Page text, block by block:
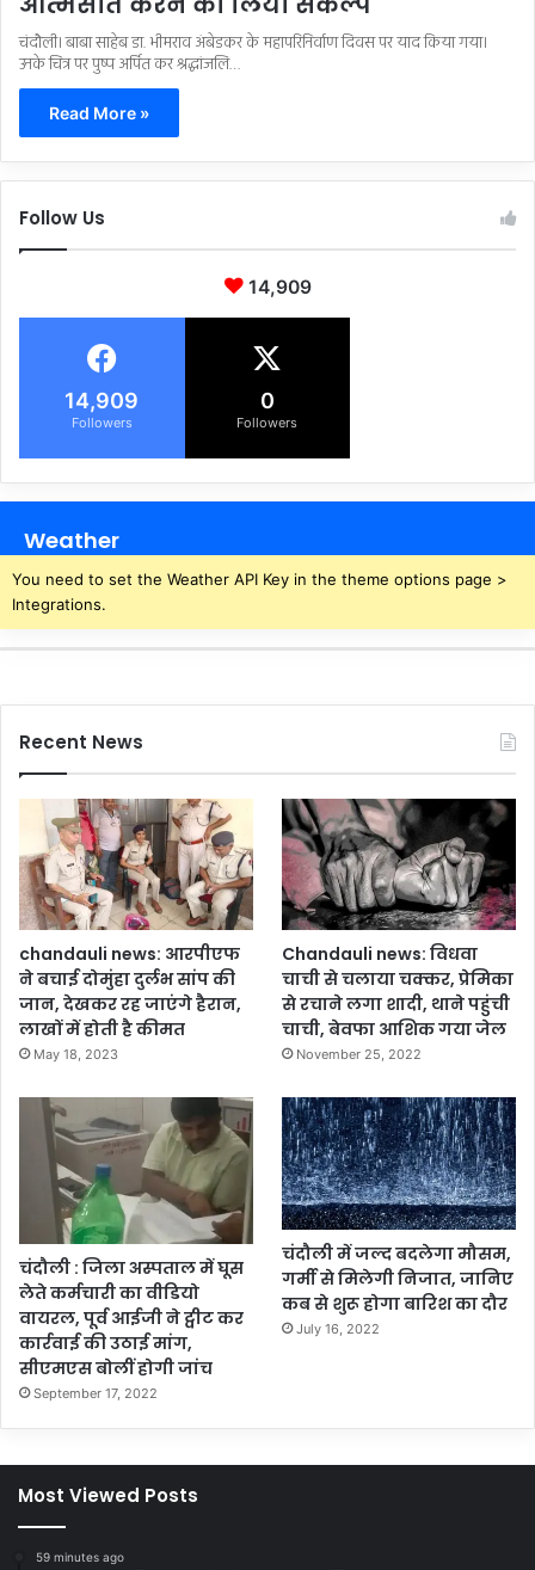
चंदौली। बाबा साहेब डा. भीमराव अंबेडकर के महापरिनिर्वाण दिवस पर याद किया गया।
उनके चित्र पर पुष्प अर्पित कर श्रद्धांजलि…
Read More »
Follow Us
14,909
14,909
Followers
0
Followers
Weather
You need to set the Weather API Key in the theme options page >
Integrations.
Recent News
chandauli news: आरपीएफ
ने बचाई दोमुंहा दुर्लभ सांप की
जान, देखकर रह जाएंगे हैरान,
लाखों में होती है कीमत
May 18, 2023
Chandauli news: विधवा
चाची से चलाया चक्कर, प्रेमिका
से रचाने लगा शादी, थाने पहुंची
चाची, बेवफा आशिक गया जेल
November 25, 2022
चंदौली : जिला अस्पताल में घूस
लेते कर्मचारी का वीडियो
वायरल, पूर्व आईजी ने ट्वीट कर
कार्रवाई की उठाई मांग,
सीएमएस बोलीं होगी जांच
September 17, 2022
चंदौली में जल्द बदलेगा मौसम,
गर्मी से मिलेगी निजात, जानिए
कब से शुरू होगा बारिश का दौर
July 16, 2022
Most Viewed Posts
59 minutes ago